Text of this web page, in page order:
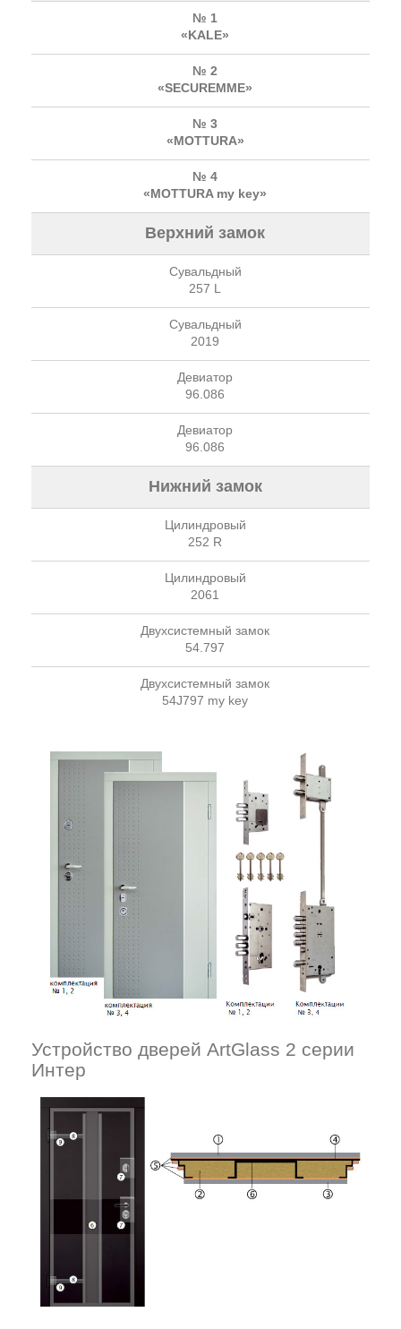
№ 1
«KALE»
№ 2
«SECUREMME»
№ 3
«MOTTURA»
№ 4
«MOTTURA my key»
Верхний замок
Сувальдный
257 L
Сувальдный
2019
Девиатор
96.086
Девиатор
96.086
Нижний замок
Цилиндровый
252 R
Цилиндровый
2061
Двухсистемный замок
54.797
Двухсистемный замок
54J797 my key
Устройство дверей ArtGlass 2 серии
Интер